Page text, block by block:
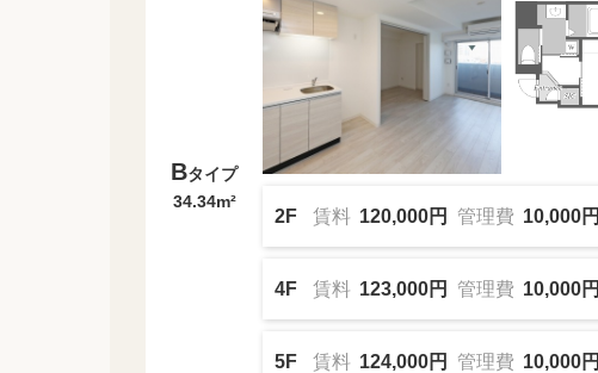
Bタイプ
34.34m²
2F 賃料 120,000円 管理費 10,000円
4F 賃料 123,000円 管理費 10,000円
5F 賃料 124,000円 管理費 10,000円